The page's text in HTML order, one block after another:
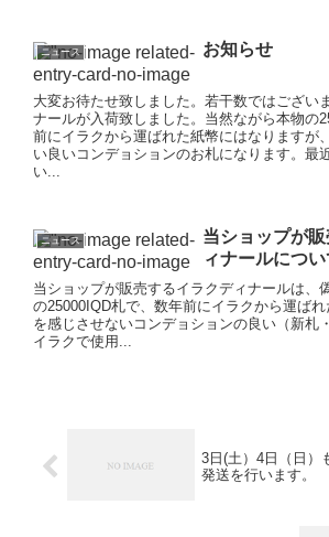
ニュース お知らせ
大変お待たせ致しました。若干数ではござい
ナールが入荷致しました。当然ながら本物の
前にイラクから運ばれた紙幣にはなりますが
い良いコンデョションのお札になります。最
い...
ニュース
当ショップが
ィナールについ
当ショップが販売するイラクディナールは、
の25000IQD札で、数年前にイラクから運ば
を感じさせないコンデョションの良い（新札
イラクで使用...
3日(土）4日（日）
発送を行います。